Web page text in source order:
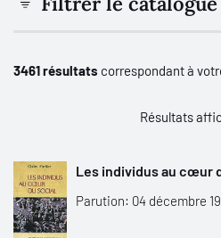
3461 résultats correspondant à
Résultats
Les individus au cœur
Parution: 04 décembre